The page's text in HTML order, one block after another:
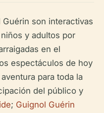
son interactivas
y adultos por
en el
espectáculos de hoy
para toda la
del público y
; Guignol Guérin